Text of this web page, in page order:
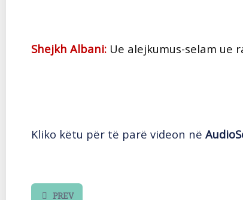
Shejkh Albani: Ue alejkumus-selam ue
Kliko këtu për të parë videon në
PREV